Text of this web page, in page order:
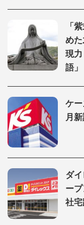
「
め
現
語」
ケ
月
ダ
ー
社